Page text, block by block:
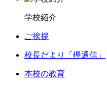
学校紹介
ご挨拶
校長だより「欅通信」
本校の教育